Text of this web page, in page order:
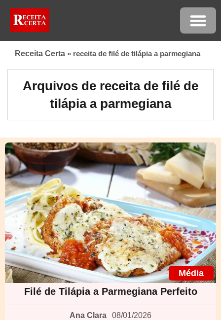
Receita Certa » receita de filé de tilápia a parmegiana
Arquivos de receita de filé de
tilápia a parmegiana
Média
Filé de Tilápia a Parmegiana Perfeito
Ana Clara 08/01/2026